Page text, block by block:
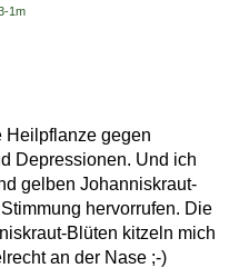
1m
Heilpflanze gegen
Depressionen. Und ich
gelben Johanniskraut-
hervorrufen. Die
Blüten kitzeln mich
an der Nase ;-)